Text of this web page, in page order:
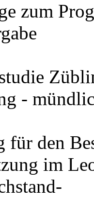
zum
-
für den
im